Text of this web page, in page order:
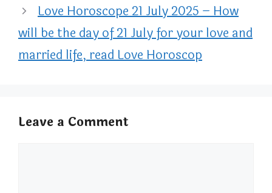
Love Horoscope 21 July 2025 – How
will be the day of 21 July for your love and
married life, read Love Horoscop
Leave a Comment